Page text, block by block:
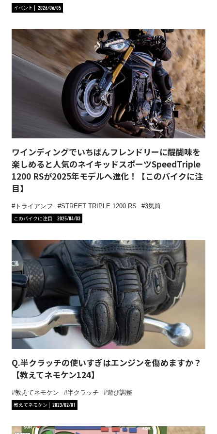
イベント
2026/06/05
ワインディングでいちばんフレンドリーに醍醐味を
楽しめると人気のネイキッドスポーツSpeedTriple
1200 RSが2025年モデルへ進化！【このバイクに注
目】
トライアンフ STREET TRIPLE 1200 RS
3気筒
このバイクに注目
2025/04/03
Q.半クラッチの使いすぎはエンジンを傷めますか？
【教えてネモケン124】
教えてネモケン 半クラッチ
遊び調整
教えてネモケン
2023/02/01